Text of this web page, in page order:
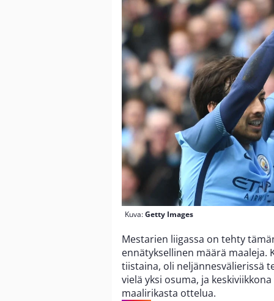
Kuva:Getty Images
Mestarien liigassa on tehty
ennätyksellinen määrä maaleja.
tiistaina, oli neljännesvälierissä
vielä yksi osuma, ja
maalirikasta ottelua.